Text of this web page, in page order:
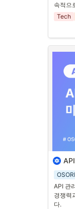
1. 인
고
있
데
도
합
습
5.
식
유
속적으
Tech
1. API
API 관
께 그
서 API
API 관
경쟁력
다.